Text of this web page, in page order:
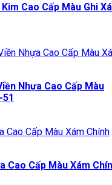
Cao Cấp Màu Ghi
Nhựa Cao Cấp Màu
Cao Cấp Màu Xám